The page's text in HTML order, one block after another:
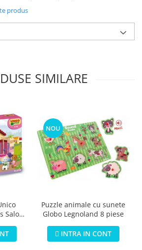
produs
SIMILARE
Salon
NOU
Puzzle animale cu sunete
Globo Legnoland 8 piese
INTRA IN CONT